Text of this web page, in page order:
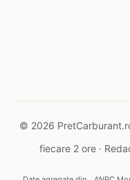
© 2026
fiecare 2 ore ·